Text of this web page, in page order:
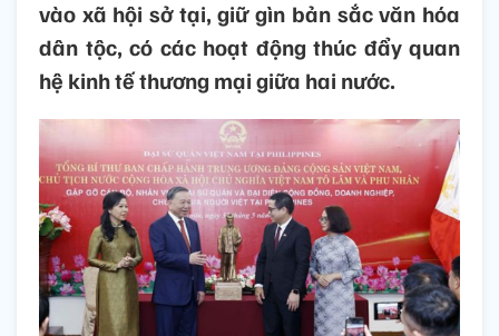
vào xã hội sở tại, giữ gìn bản sắc văn hóa
dân tộc, có các hoạt động thúc đẩy quan
hệ kinh tế thương mại giữa hai nước.